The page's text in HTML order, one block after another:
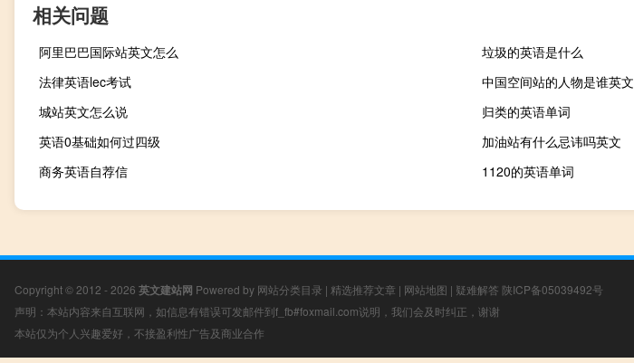
相关问题
阿里巴巴国际站英文怎么
垃圾的英语是什么
法律英语lec考试
中国空间站的人物是谁英文
城站英文怎么说
归类的英语单词
英语0基础如何过四级
加油站有什么忌讳吗英文
商务英语自荐信
1120的英语单词
Copyright © 2012 - 2026 英文建站网 Powered by 网站分类目录 | 精选推荐文章 | 网站地图 | 疑难解答 陕ICP备05039492号
声明：本站内容来自互联网，如信息有错误可发邮件到f_fb#foxmail.com说明，我们会及时纠正，谢谢
本站仅为个人兴趣爱好，不接盈利性广告及商业合作